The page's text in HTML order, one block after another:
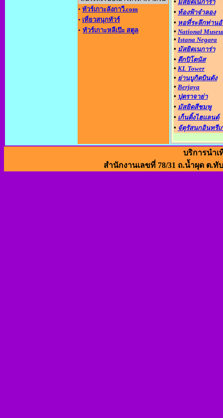
• ทัวร์เกาะลังกาวี.com
• เที่ยวสนุกทัวร์
• ทัวร์เกาะหลีเป๊ะ สตูล
• มัสยิดเนการ่า
• ท้องฟ้าจำลอง
• หอที่ระลึกท่าน
• National
• Istana Negara
• มัสยิดเนการ่า
• ตึกปิโตนัส
• KL Tower
• ย่านบูกิตบินตัง
• Berjaya
• ปุตราจาย่า
• มัสยิดสีชมพู
• เก็นติ้งไฮแลนด์
• จัตุรัสนกอินทรีเ
บริการนำเ
สำนักงานเลขที่ 78/31 ถ.น้ำผุด ต.ทับ